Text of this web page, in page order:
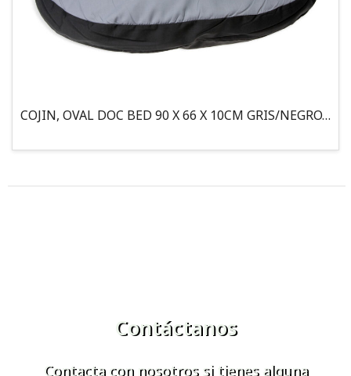
COJIN, OVAL DOC BED 90 X 66 X 10CM GRIS/NEGRO, 95°
Contáctanos
Contacta con nosotros si tienes alguna